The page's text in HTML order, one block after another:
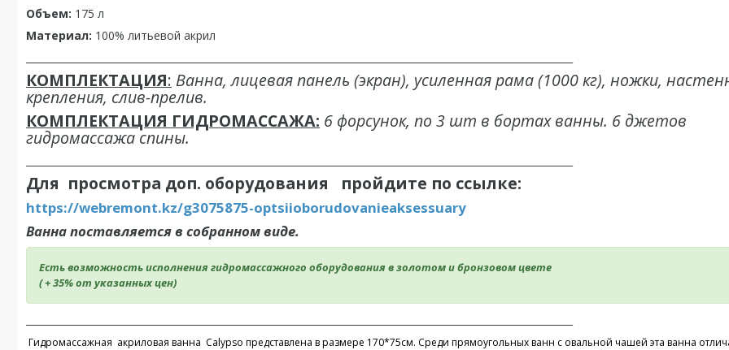
Объем: 175 л
Материал: 100% литьевой акрил
КОМПЛЕКТАЦИЯ: Ванна, лицевая панель (экран), усиленная рама (1000 кг), ножки,
крепления, слив-прелив.
КОМПЛЕКТАЦИЯ ГИДРОМАССАЖА: 6 форсунок, по 3 шт в бортах ванны. 6 джетов
гидромассажа спины.
Для просмотра доп. оборудования пройдите по ссылке:
https://webremont.kz/g3075875-optsiioborudovanieaksessuary
Ванна поставляется в собранном виде.
Есть возможность исполнения гидромассажного оборудования в золотом и бронзовом цвете
( + 35% от указанных цен)
Гидромассажная акриловая ванна Calypso представлена в размере 170*75см. Среди прямоугольных ванн с овальной чашей эта ванна